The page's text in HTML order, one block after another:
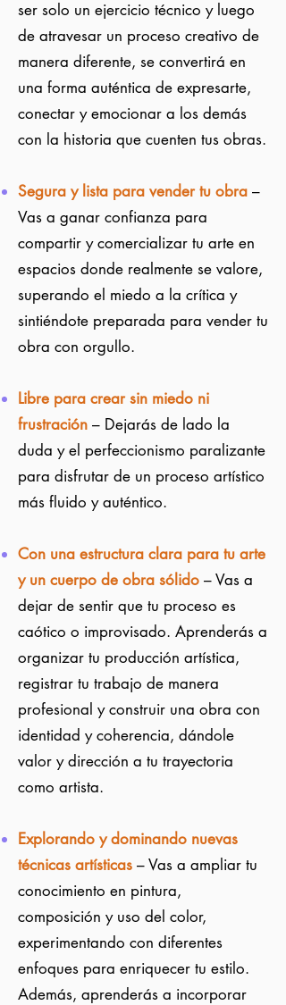
ser solo un ejercicio técnico y luego
de atravesar un proceso creativo de
manera diferente, se convertirá en
una forma auténtica de expresarte,
conectar y emocionar a los demás
con la historia que cuenten tus obras.
Segura y lista para vender tu obra –
Vas a ganar confianza para
compartir y comercializar tu arte en
espacios donde realmente se valore,
superando el miedo a la crítica y
sintiéndote preparada para vender tu
obra con orgullo.
Libre para crear sin miedo ni
frustración – Dejarás de lado la
duda y el perfeccionismo paralizante
para disfrutar de un proceso artístico
más fluido y auténtico.
Con una estructura clara para tu arte
y un cuerpo de obra sólido – Vas a
dejar de sentir que tu proceso es
caótico o improvisado. Aprenderás a
organizar tu producción artística,
registrar tu trabajo de manera
profesional y construir una obra con
identidad y coherencia, dándole
valor y dirección a tu trayectoria
como artista.
Explorando y dominando nuevas
técnicas artísticas – Vas a ampliar tu
conocimiento en pintura,
composición y uso del color,
experimentando con diferentes
enfoques para enriquecer tu estilo.
Además, aprenderás a incorporar